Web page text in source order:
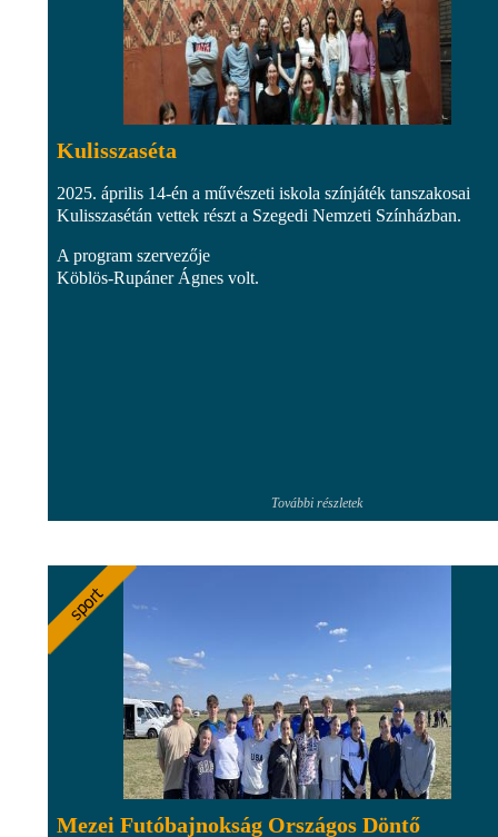
Kulisszaséta
2025. április 14-én a művészeti iskola színjáték tanszakosai
Kulisszasétán vettek részt a Szegedi Nemzeti Színházban.
A program szervezője
Köblös-Rupáner Ágnes volt.
További részletek
Mezei Futóbajnokság Országos Döntő